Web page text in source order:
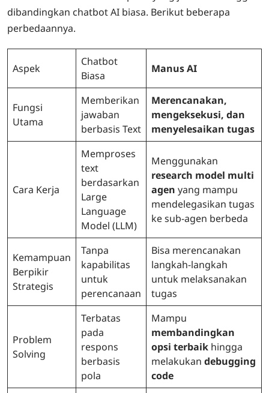
dibandingkan chatbot AI biasa. Berikut beberapa
perbedaannya.
Aspek
Chatbot
Biasa
Manus AI
Fungsi
Utama
Memberikan
jawaban
berbasis Text
Merencanakan,
mengeksekusi, dan
menyelesaikan tugas
Cara Kerja
Memproses
text
berdasarkan
Large
Language
Model (LLM)
Menggunakan
research model multi
agen yang mampu
mendelegasikan tugas
ke sub-agen berbeda
Kemampuan
Berpikir
Strategis
Tanpa
kapabilitas
untuk
perencanaan
Bisa merencanakan
langkah-langkah
untuk melaksanakan
tugas
Problem
Solving
Terbatas
pada
respons
berbasis
pola
Mampu
membandingkan
opsi terbaik hingga
melakukan debugging
code